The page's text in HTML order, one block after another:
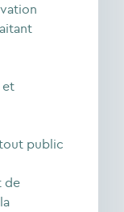
et
public
de